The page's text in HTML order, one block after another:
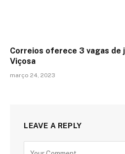
Correios oferece 3 vagas de
Viçosa
março 24, 2023
LEAVE A REPLY